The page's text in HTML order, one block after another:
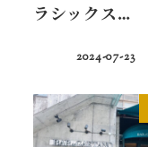
ラシックス…
2024-07-23